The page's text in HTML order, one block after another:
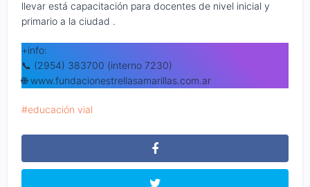
llevar está capacitación para docentes de nivel inicial y
primario a la ciudad .
+info:
📞 (2954) 383700 (interno 7230)
🌐 www.fundacionestrellasamarillas.com.ar
educación vial